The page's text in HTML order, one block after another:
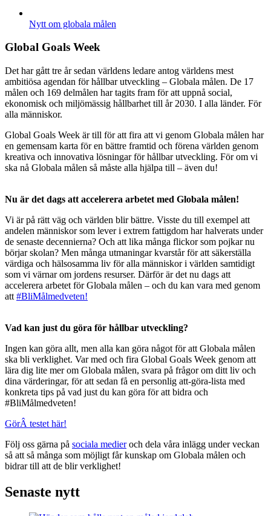
Nytt om globala målen
Global Goals Week
Det har gått tre år sedan världens ledare antog världens mest
ambitiösa agendan för hållbar utveckling – Globala målen. De 17
målen och 169 delmålen har tagits fram för att uppnå social,
ekonomisk och miljömässig hållbarhet till år 2030. I alla länder. För
alla människor.
Global Goals Week är till för att fira att vi genom Globala målen har
en gemensam karta för en bättre framtid och förena världen genom
kreativa och innovativa lösningar för hållbar utveckling. För om vi
ska nå Globala målen så måste alla hjälpa till – även du!
Nu är det dags att accelerera arbetet med Globala målen!
Vi är på rätt väg och världen blir bättre. Visste du till exempel att
andelen människor som lever i extrem fattigdom har halverats under
de senaste decennierna? Och att lika många flickor som pojkar nu
börjar skolan? Men många utmaningar kvarstår för att säkerställa
värdiga och hälsosamma liv för alla människor i världen samtidigt
som vi värnar om jordens resurser. Därför är det nu dags att
accelerera arbetet för Globala målen – och du kan vara med genom
att #BliMålmedveten!
Vad kan just du göra för hållbar utveckling?
Ingen kan göra allt, men alla kan göra något för att Globala målen
ska bli verklighet. Var med och fira Global Goals Week genom att
lära dig lite mer om Globala målen, svara på frågor om ditt liv och
dina värderingar, för att sedan få en personlig att-göra-lista med
konkreta tips på vad just du kan göra för att bidra och
#BliMålmedveten!
GörÂ testet här!
Följ oss gärna på sociala medieroch dela våra inlägg under veckan
så att så många som möjligt får kunskap om Globala målen och
bidrar till att de blir verklighet!
Senaste nytt